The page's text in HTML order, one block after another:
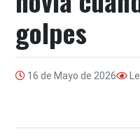
golpes
16 de Mayo de 2026